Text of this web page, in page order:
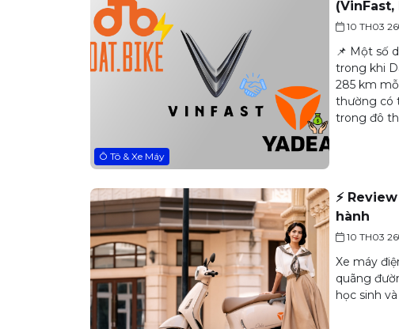
Ô Tô & Xe Máy
(VinFast,
10 TH03 26
📌 Một số
trong khi
285 km
thường có
trong đô
⚡
hành
10 TH03 26
Xe máy
quãng
học sinh